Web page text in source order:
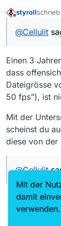
das
styrollschrieb
zuletzt
@Cellulit
Einen 3
dass
Dateigrösse
50 fps”), ist
Mit der
scheinst du
diese von der
@Cellulit
Mit der
damit
verwenden.